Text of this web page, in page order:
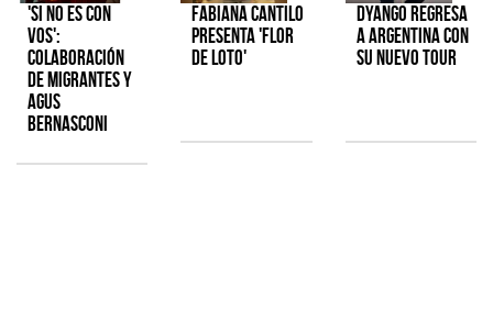
'Si No Es Con
Vos':
colaboración
de Migrantes y
Agus
Bernasconi
Fabiana Cantilo
presenta 'Flor
de Loto'
Dyango regresa
a Argentina con
su nuevo tour